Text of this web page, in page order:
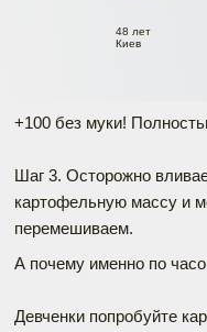
48 лет
Киев
+100 без муки!
Шаг 3. Осторожно
картофельную массу и
перемешиваем.
А почему именно по
Девченки попробуйте